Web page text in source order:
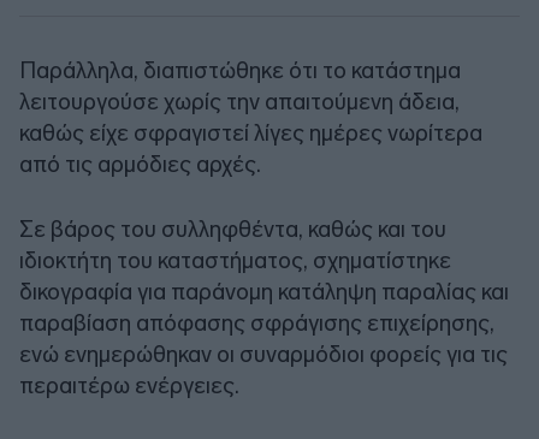
Παράλληλα, διαπιστώθηκε ότι το κατάστημα
λειτουργούσε χωρίς την απαιτούμενη άδεια,
καθώς είχε σφραγιστεί λίγες ημέρες νωρίτερα
από τις αρμόδιες αρχές.
Σε βάρος του συλληφθέντα, καθώς και του
ιδιοκτήτη του καταστήματος, σχηματίστηκε
δικογραφία για παράνομη κατάληψη παραλίας και
παραβίαση απόφασης σφράγισης επιχείρησης,
ενώ ενημερώθηκαν οι συναρμόδιοι φορείς για τις
περαιτέρω ενέργειες.